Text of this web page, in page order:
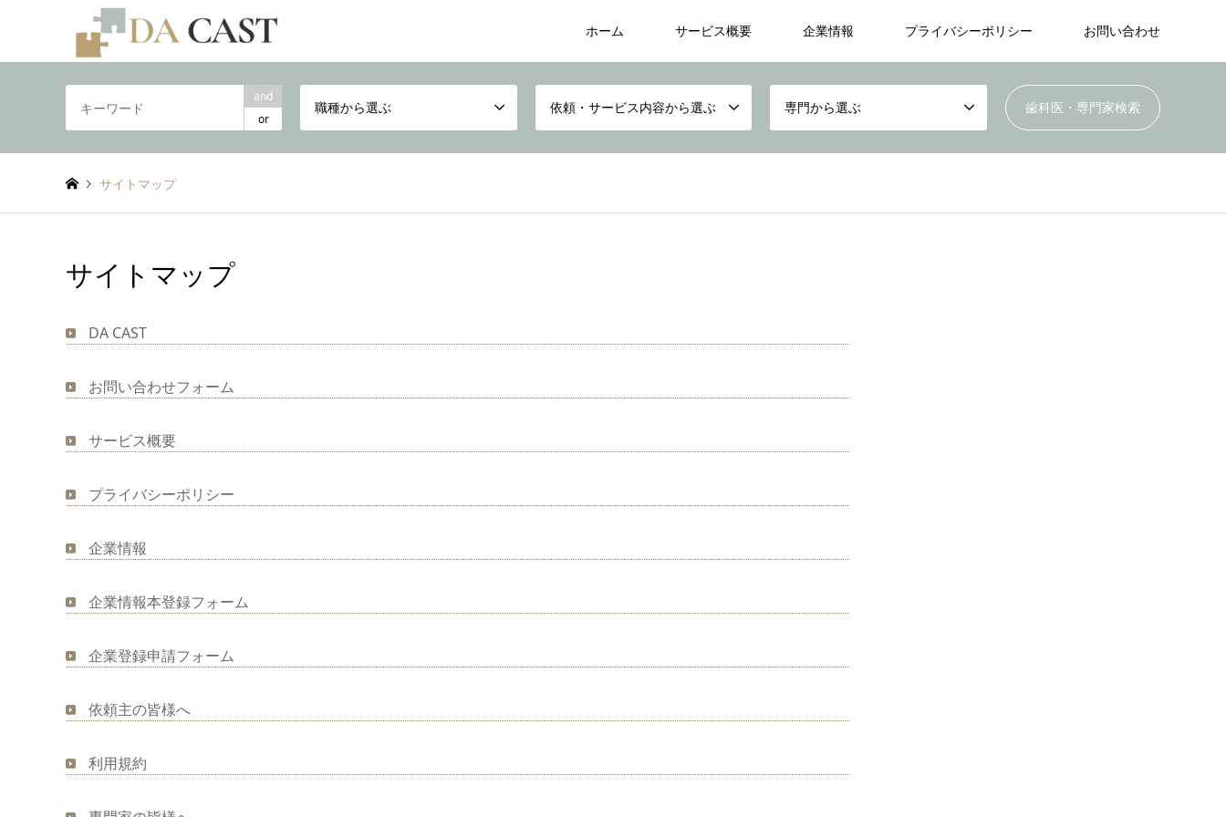
ホーム サービス概要 企業情報 プライバシーポリシー お問い合わせ
and
or
職種から選ぶ 依頼・サービス内容から選ぶ 専門から選ぶ
サイトマップ
サイトマップ
DA CAST
お問い合わせフォーム
サービス概要
プライバシーポリシー
企業情報
企業情報本登録フォーム
企業登録申請フォーム
依頼主の皆様へ
利用規約